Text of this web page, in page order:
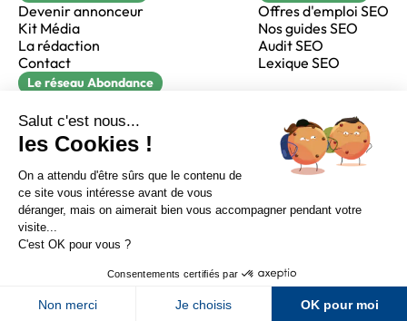
Sur LinkedIn Sur Youtube
Sur X Sur Facebook
Newsletter Abondance
Devenir annonceur
Kit Média
La rédaction
Contact
Offres d'emploi SEO
Nos guides SEO
Audit SEO
Lexique SEO
Le réseau Abondance
Réacteur
alfie formation
CGV
Confidentialité